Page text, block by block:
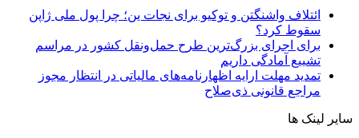
ائتلاف واشنگتن و توکیو برای نجات ین؛ چرا پول ملی ژاپن
سقوط کرد؟
برای اجرای بزرگ‌ترین طرح حمل‌ونقل کشور در مراسم
تشییع آمادگی داریم
تمدید مهلت ارایه اظهارنامه‌های مالیاتی در انتظار مجوز
مراجع قانونی ذی‌‏صلاح
سایر لینک ها